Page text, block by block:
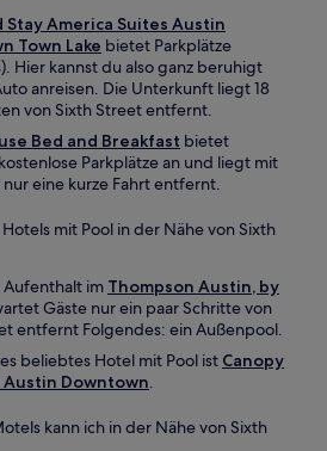
Stay America Suites Austin
Town Lake bietet Parkplätze
Hier kannst du also ganz beruhigt
anreisen. Die Unterkunft liegt 18
von Sixth Street entfernt.
Bed and Breakfast bietet
Parkplätze an und liegt mit
eine kurze Fahrt entfernt.
mit Pool in der Nähe von Sixth
Aufenthalt im Thompson Austin, by
Gäste nur ein paar Schritte von
entfernt Folgendes: ein Außenpool.
beliebtes Hotel mit Pool ist Canopy
Downtown.
kann ich in der Nähe von Sixth